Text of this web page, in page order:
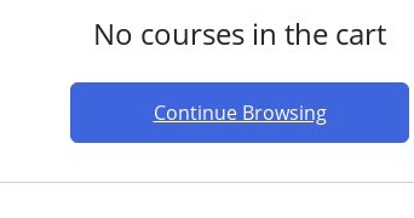
No courses in the cart
Continue Browsing